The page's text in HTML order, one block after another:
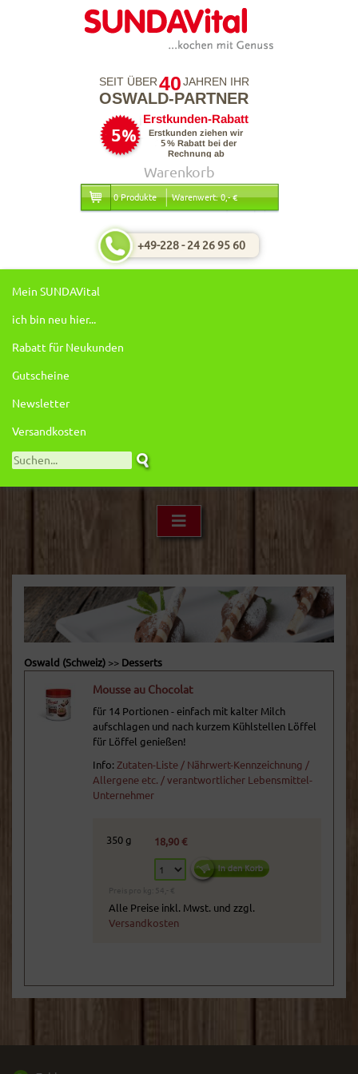
SEIT ÜBER40JAHREN IHR
OSWALD-PARTNER
Warenkorb
0 Produkte Warenwert: 0,- €
+49-228 - 24 26 95 60
Mein SUNDAVital
ich bin neu hier...
Rabatt für Neukunden
Gutscheine
Newsletter
Versandkosten
Oswald (Schweiz) >> Desserts
Mousse au Chocolat
für 14 Portionen - einfach mit kalter Milch
aufschlagen und nach kurzem Kühlstellen Löffel
für Löffel genießen!
Info: Zutaten-Liste / Nährwert-Kennzeichnung /
Allergene etc. / verantwortlicher Lebensmittel-
Unternehmer
350 g 18,90 €
Preis pro kg: 54,- €
Alle Preise inkl. Mwst. und zzgl.
Versandkosten